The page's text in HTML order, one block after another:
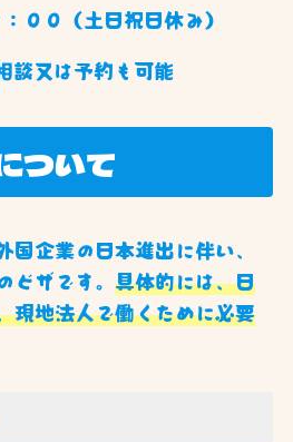
００（土日祝日休み）
談又は予約も可能
ついて
企業の日本進出に伴い、
ザです。 具体的には、日
現地法人で働くために必要